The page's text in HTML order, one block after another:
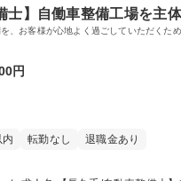
士】自働車整備工場を主
、お客様が心地よく過ごしていただくた
円
転勤なし 退職金あり